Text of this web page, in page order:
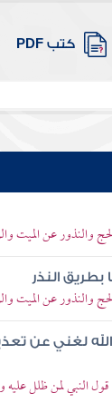
كتب PDF
عن الميت
النذر
عن الميت
الله لغني عن
لمن ظلل عليه